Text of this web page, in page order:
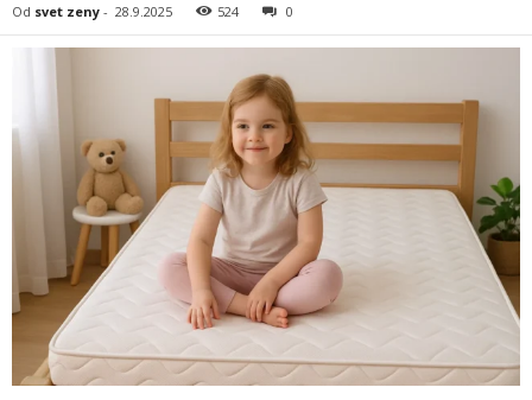
Od svet zeny - 28.9.2025 524 0